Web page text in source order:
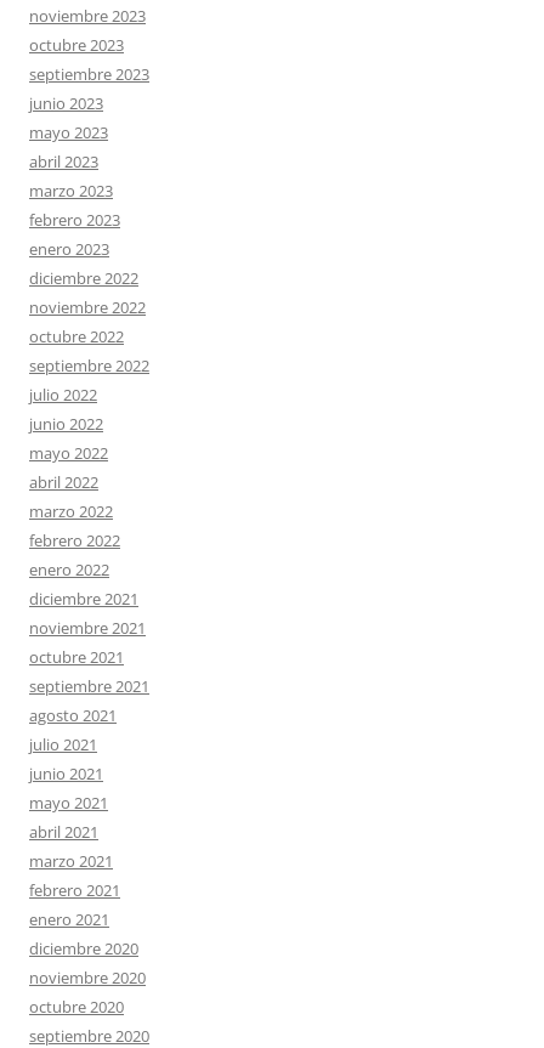
noviembre 2023
octubre 2023
septiembre 2023
junio 2023
mayo 2023
abril 2023
marzo 2023
febrero 2023
enero 2023
diciembre 2022
noviembre 2022
octubre 2022
septiembre 2022
julio 2022
junio 2022
mayo 2022
abril 2022
marzo 2022
febrero 2022
enero 2022
diciembre 2021
noviembre 2021
octubre 2021
septiembre 2021
agosto 2021
julio 2021
junio 2021
mayo 2021
abril 2021
marzo 2021
febrero 2021
enero 2021
diciembre 2020
noviembre 2020
octubre 2020
septiembre 2020